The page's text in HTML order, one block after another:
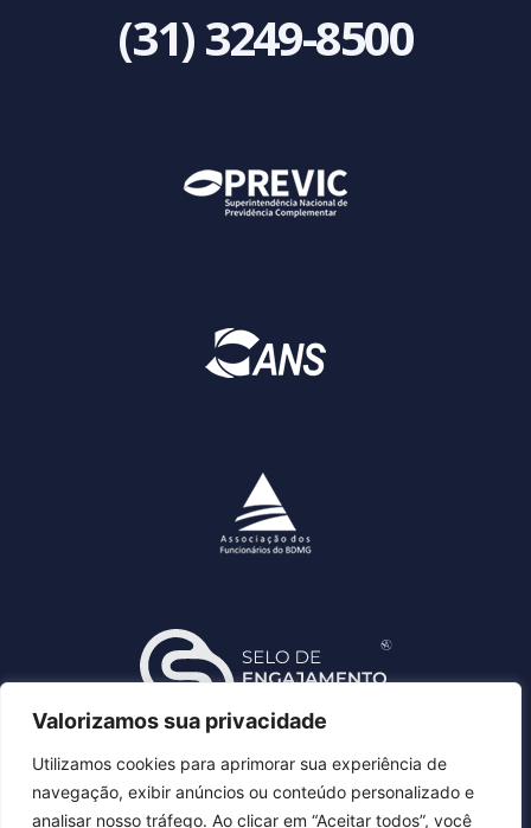
Valorizamos sua privacidade
Utilizamos cookies para aprimorar sua experiência de
navegação, exibir anúncios ou conteúdo personalizado e
analisar nosso tráfego. Ao clicar em “Aceitar todos”, você
(31) 3249-8500